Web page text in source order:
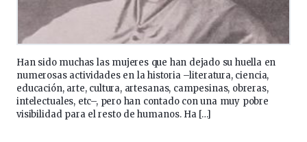
Han sido muchas las mujeres que han dejado su huella en
numerosas actividades en la historia –literatura, ciencia,
educación, arte, cultura, artesanas, campesinas, obreras,
intelectuales, etc–, pero han contado con una muy pobre
visibilidad para el resto de humanos. Ha […]